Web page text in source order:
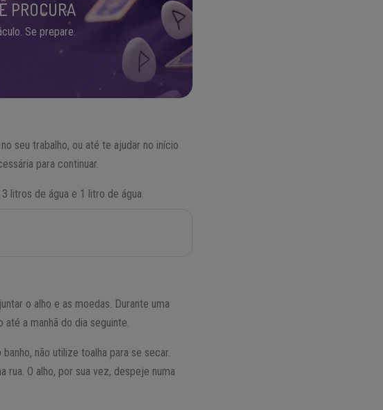
PROCURA
Se prepare.
seu trabalho, ou até te ajudar no início
para continuar.
litros de água e 1 litro de água.
o alho e as moedas. Durante uma
a manhã do dia seguinte.
não utilize toalha para se secar.
rua. O alho, por sua vez, despeje numa